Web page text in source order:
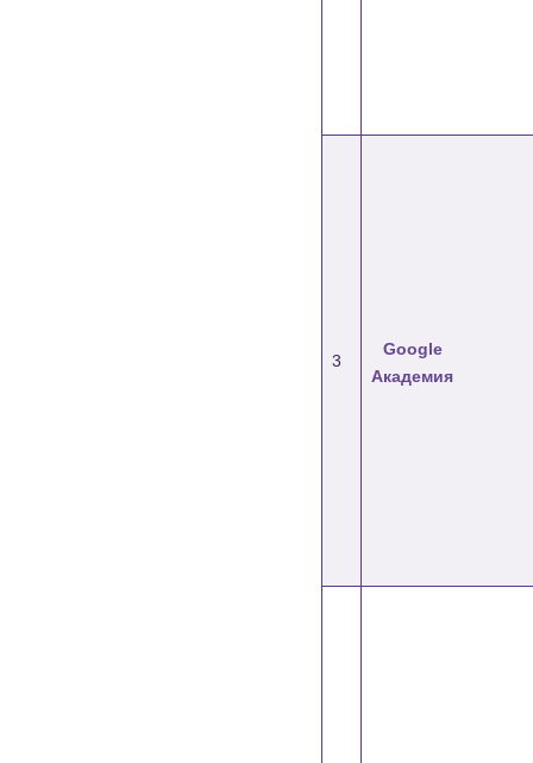
3
Google
Академия